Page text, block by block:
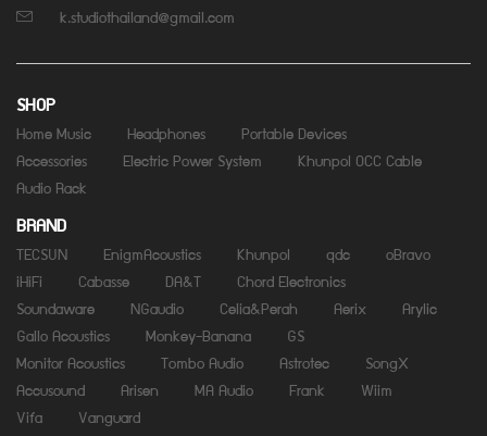
k.studiothailand@gmail.com
SHOP
Home Music Headphones
Portable Devices
Accessories
Electric Power System
Khunpol OCC Cable
Audio Rack
BRAND
TECSUN EnigmAcoustics Khunpol qdc
oBravo
iHiFi
Cabasse DA&T
Chord Electronics
Soundaware
NGaudio Celia&Perah Aerix
Arylic
Gallo Acoustics
Monkey-Banana
GS
Monitor Acoustics
Tombo Audio Astrotec
SongX
Accusound
Arisen MA Audio Frank
Wiim
Vifa
Vanguard